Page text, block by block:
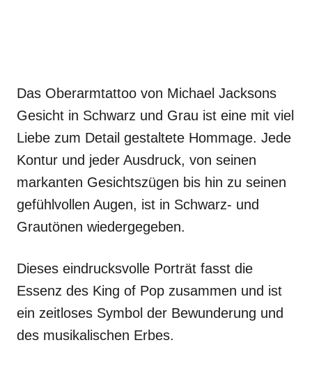
Das Oberarmtattoo von Michael Jacksons
Gesicht in Schwarz und Grau ist eine mit viel
Liebe zum Detail gestaltete Hommage. Jede
Kontur und jeder Ausdruck, von seinen
markanten Gesichtszügen bis hin zu seinen
gefühlvollen Augen, ist in Schwarz- und
Grautönen wiedergegeben.
Dieses eindrucksvolle Porträt fasst die
Essenz des King of Pop zusammen und ist
ein zeitloses Symbol der Bewunderung und
des musikalischen Erbes.